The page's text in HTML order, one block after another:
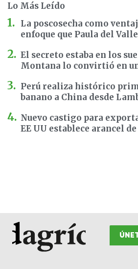
Lo Más Leído
La poscosecha como
enfoque que Paula del
El secreto estaba en los
Montana lo convirtió en
Perú realiza histórico
banano a China desde
Nuevo castigo para
EE UU establece arancel de